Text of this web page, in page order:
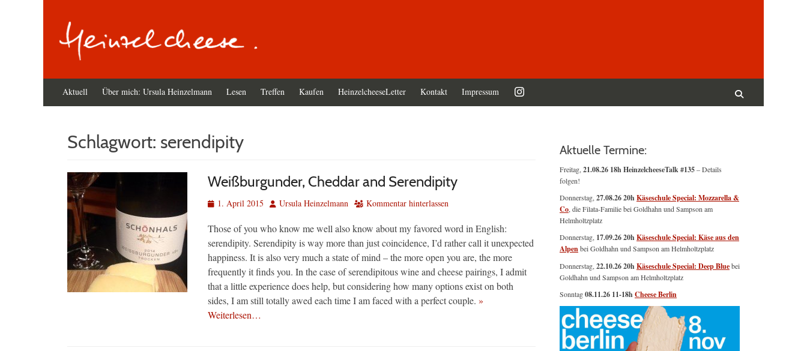
Primäres
Menü
Aktuell Über mich: Ursula Heinzelmann Lesen Treffen Kaufen HeinzelcheeseLetter Kontakt Impressum
Schlagwort: serendipity
Weißburgunder, Cheddar and Serendipity
Veröffentlicht
1. April 2015 AutorUrsula Heinzelmann Kommentar hinterlassen
Those of you who know me well also know about my favored word in English:
serendipity. Serendipity is way more than just coincidence, I’d rather call it unexpected
happiness. It is also very much a state of mind – the more open you are, the more
frequently it finds you. In the case of serendipitous wine and cheese pairings, I admit
that a little experience does help, but considering how many options exist on both
sides, I am still totally awed each time I am faced with a perfect couple. »
Weiterlesen…
Aktuelle Termine:
Freitag, 21.08.26 18h HeinzelcheeseTalk #135– Details
folgen!
Donnerstag, 27.08.26 20hKäseschule Special: Mozzarella &
Co , die Filata-Familie bei Goldhahn und Sampson am
Helmholtzplatz
Donnerstag, 17.09.26 20hKäseschule Special: Käse aus den
Alpenbei Goldhahn und Sampson am Helmholtzplatz
Donnerstag, 22.10.26 20hKäseschule Special: Deep Bluebei
Goldhahn und Sampson am Helmholtzplatz
Sonntag08.11.26 11-18hCheese Berlin